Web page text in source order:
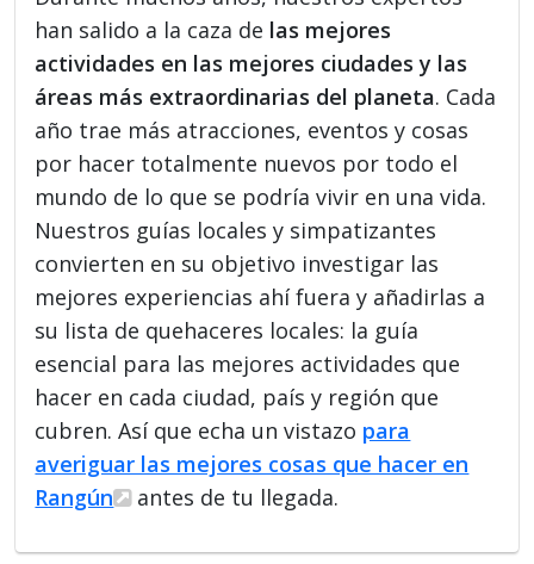
han salido a la caza de las mejores
actividades en las mejores ciudades y las
áreas más extraordinarias del planeta. Cada
año trae más atracciones, eventos y cosas
por hacer totalmente nuevos por todo el
mundo de lo que se podría vivir en una vida.
Nuestros guías locales y simpatizantes
convierten en su objetivo investigar las
mejores experiencias ahí fuera y añadirlas a
su lista de quehaceres locales: la guía
esencial para las mejores actividades que
hacer en cada ciudad, país y región que
cubren. Así que echa un vistazo para
averiguar las mejores cosas que hacer en
Rangún
antes de tu llegada.